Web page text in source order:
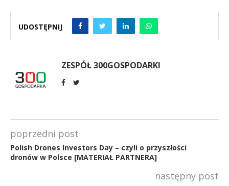
UDOSTĘPNIJ
ZESPÓŁ 300GOSPODARKI
poprzedni post
Polish Drones Investors Day – czyli o przyszłości
dronów w Polsce [MATERIAŁ PARTNERA]
następny post